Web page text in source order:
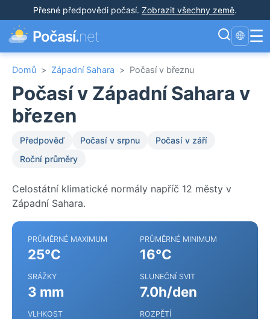
Přesné předpovědi počasí. Zobrazit všechny země.
Počasí.net 🌐 ☰
Domů > Západní Sahara > Počasí v březnu
Počasí v Západní Sahara v
březen
Předpověď Počasí v srpnu
Počasí v září
Roční průměry
Celostátní klimatické normály napříč 12 městy v
Západní Sahara.
PRŮMĚRNÉ MAXIMUM
25°C
PRŮMĚRNÉ MINIMUM
16°C
SRÁŽKY
3 mm
SLUNEČNÍ SVIT
7.0h/den
VLHKOST ROZPĚTÍ